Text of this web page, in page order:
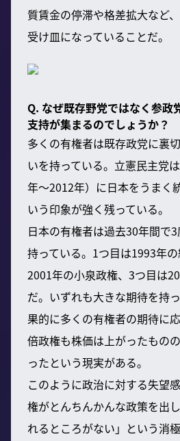
質賃金の停滞や格差拡大など
受け皿になっていることだ。
Q. なぜ既存野党ではなく参政
支持が集まるのでしょうか？
多くの有権者は既存政党に裏
いを持っている。立憲民主党
年～2012年）に日本をうまく
いう印象が強く残っている。
日本の有権者は過去30年間で
持っている。1つ目は1993年
2001年の小泉政権、3つ目は
だ。いずれも大きな期待を持
果的に多くの有権者の期待に
倍政権も株価は上がったもの
ったという現実がある。
このように政治に対する失望
権がとんちんかんな政策を出
れるところがない」という消